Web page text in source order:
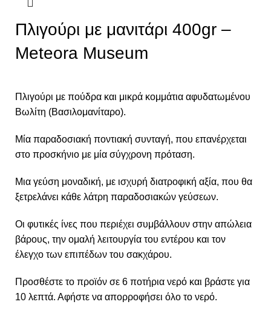
Πλιγούρι με μανιτάρι 400gr –
Meteora Museum
Πλιγούρι με πούδρα και μικρά κομμάτια αφυδατωμένου
Βωλίτη (Βασιλομανίταρο).
Μία παραδοσιακή ποντιακή συνταγή, που επανέρχεται
στο προσκήνιο με μία σύγχρονη πρόταση.
Μια γεύση μοναδική, με ισχυρή διατροφική αξία, που θα
ξετρελάνει κάθε λάτρη παραδοσιακών γεύσεων.
Οι φυτικές ίνες που περιέχει συμβάλλουν στην απώλεια
βάρους, την ομαλή λειτουργία του εντέρου και τον
έλεγχο των επιπέδων του σακχάρου.
Προσθέστε το προϊόν σε 6 ποτήρια νερό και βράστε για
10 λεπτά. Αφήστε να απορροφήσει όλο το νερό.